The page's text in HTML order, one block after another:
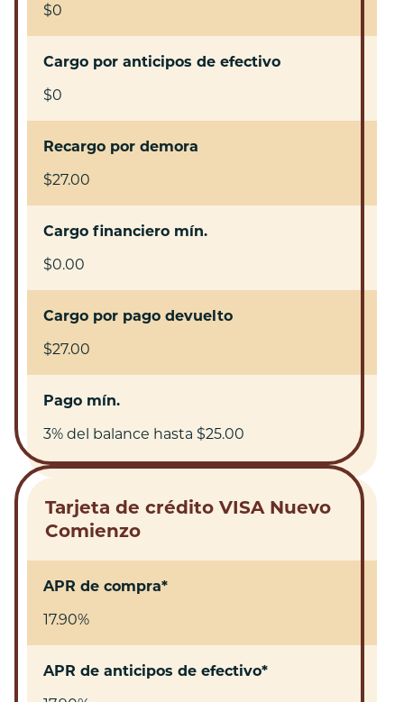
$0
Cargo por anticipos de efectivo
$0
Recargo por demora
$27.00
Cargo financiero mín.
$0.00
Cargo por pago devuelto
$27.00
Pago mín.
3% del balance hasta $25.00
Tarjeta de crédito VISA Nuevo
Comienzo
APR de compra*
17.90%
APR de anticipos de efectivo*